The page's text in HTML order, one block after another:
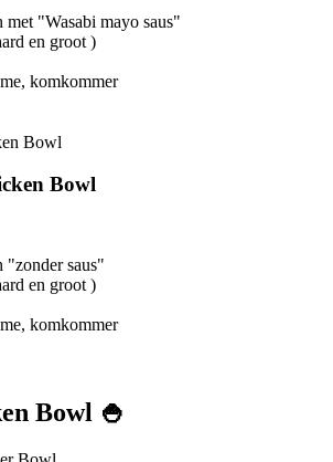
"Wasabi mayo saus"
en groot )
komkommer
Bowl
"zonder saus"
en groot )
komkommer
Bowl 🍚